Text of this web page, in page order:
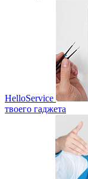
HelloService
твоего гаджета